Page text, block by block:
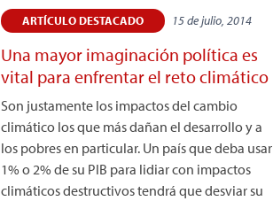
ARTÍCULO DESTACADO 15 de julio, 2014
Una mayor imaginación política es
vital para enfrentar el reto climático
Son justamente los impactos del cambio
climático los que más dañan el desarrollo y a
los pobres en particular. Un país que deba usar
1% o 2% de su PIB para lidiar con impactos
climáticos destructivos tendrá que desviar su